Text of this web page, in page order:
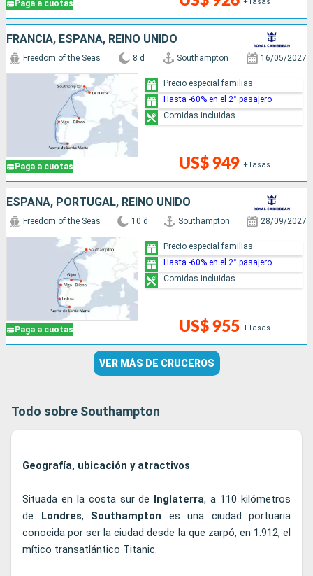
Paga a cuotas +Tasas
FRANCIA, ESPAÑA, REINO UNIDO
Paga a cuotas
Freedom of the Seas 8 d Southampton 16/05/2027
US$ 949 +Tasas
Precio especial familias
Hasta -60% en el 2° pasajero
Comidas incluidas
ESPAÑA, PORTUGAL, REINO UNIDO
Paga a cuotas
Freedom of the Seas 10 d Southampton 28/09/2027
US$ 955 +Tasas
Precio especial familias
Hasta -60% en el 2° pasajero
Comidas incluidas
VER MÁS DE CRUCEROS
Todo sobre Southampton
Geografía, ubicación y atractivos
Situada en la costa sur de Inglaterra, a 110 kilómetros
de
Londres, Southampton es una ciudad portuaria
conocida por ser la ciudad desde la que zarpó, en 1.912, el
mítico transatlántico Titanic.